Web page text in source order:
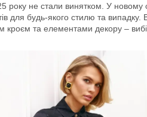
року не стали винятком. У новому
для будь-якого стилю та випадку.
кроєм та елементами декору –